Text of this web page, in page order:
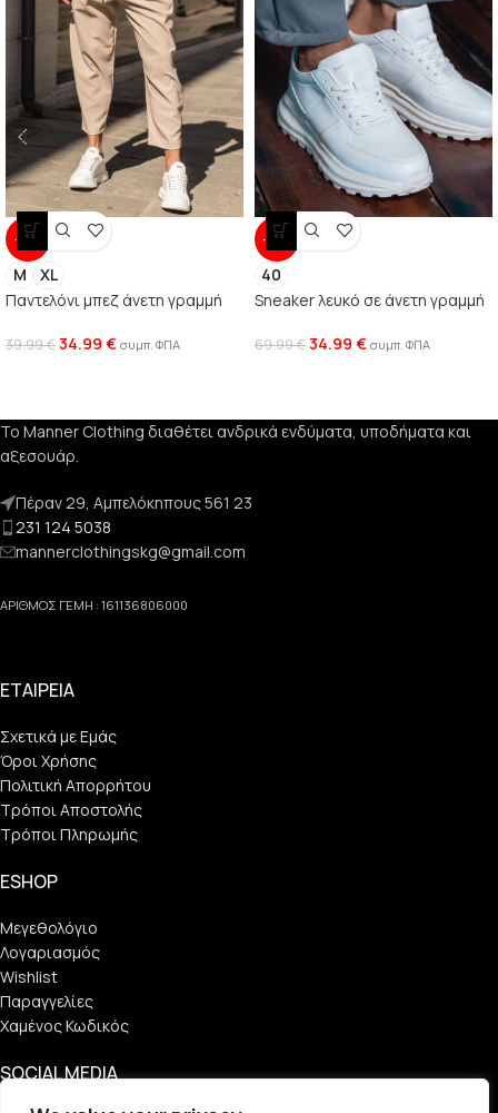
-13%
M
XL
Παντελόνι μπεζ άνετη γραμμή
39.99€34.99 € συμπ. ΦΠΑ
-50%
40
Sneaker λευκό σε άνετη γραμμή
69.99€34.99 € συμπ. ΦΠΑ
Το Manner Clothing διαθέτει ανδρικά ενδύματα, υποδήματα και
αξεσουάρ.
Πέραν 29, Αμπελόκηπους 561 23
231 124 5038
mannerclothingskg@gmail.com
ΑΡΙΘΜΟΣ ΓΕΜΗ : 161136806000
ΕΤΑΙΡΕΙΑ
Σχετικά με Εμάς
Όροι Χρήσης
Πολιτική Απορρήτου
Τρόποι Αποστολής
Τρόποι Πληρωμής
ESHOP
Μεγεθολόγιο
Λογαριασμός
Wishlist
Παραγγελίες
Χαμένος Κωδικός
SOCIAL MEDIA